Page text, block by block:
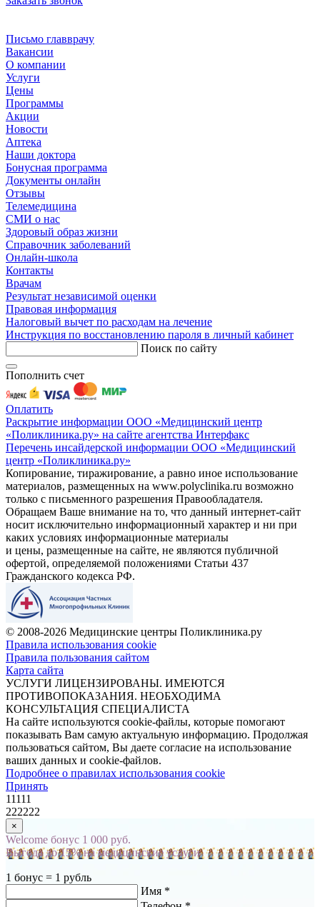
Письмо главврачу
Вакансии
О компании
Услуги
Цены
Программы
Акции
Новости
Аптека
Наши доктора
Бонусная программа
Документы онлайн
Отзывы
Телемедицина
СМИ о нас
Здоровый образ жизни
Справочник заболеваний
Онлайн-школа
Контакты
Врачам
Результат независимой оценки
Правовая информация
Налоговый вычет по расходам на лечение
Инструкция по восстановлению пароля в личный кабинет
Поиск по сайту
Пополнить счет
Оплатить
Раскрытие информации ООО «Медицинский центр
«Поликлиника.ру» на сайте агентства Интерфакс
Перечень инсайдерской информации ООО «Медицинский
центр «Поликлиника.ру»
Копирование, тиражирование, а равно иное использование
материалов, размещенных на www.polyclinika.ru возможно
только с письменного разрешения Правообладателя.
Обращаем Ваше внимание на то, что данный интернет-сайт
носит исключительно информационный характер и ни при
каких условиях информационные материалы
и цены, размещенные на сайте, не являются публичной
офертой, определяемой положениями Статьи 437
Гражданского кодекса РФ.
© 2008-2026 Медицинские центры Поликлиника.ру
Правила использования cookie
Правила пользования сайтом
Карта сайта
УСЛУГИ ЛИЦЕНЗИРОВАНЫ. ИМЕЮТСЯ
ПРОТИВОПОКАЗАНИЯ. НЕОБХОДИМА
КОНСУЛЬТАЦИЯ СПЕЦИАЛИСТА
На сайте используются cookie-файлы, которые помогают
показывать Вам самую актуальную информацию. Продолжая
пользоваться сайтом, Вы даете согласие на использование
ваших данных и cookie-файлов.
Подробнее о правилах использования cookie
Принять
11111
222222
×
Welcome бонус 1 000 руб.
Выгода до 15% на медицинские услуги
1 бонус = 1 рубль
Имя *